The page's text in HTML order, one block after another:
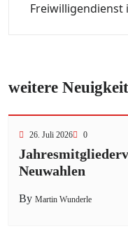
Freiwilligendienst
weitere
26. Juli 2026 0
Neuwahlen
By Martin Wunderle